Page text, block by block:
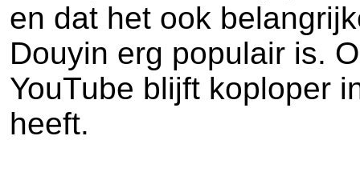
en dat het ook
Douyin erg populair is.
YouTube blijft koploper
heeft.